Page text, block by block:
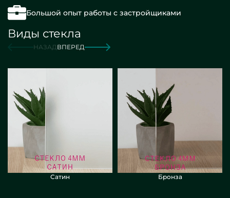
Большой опыт работы с застройщиками
Виды стекла
НАЗАДВПЕРЕД
Сатин Бронза